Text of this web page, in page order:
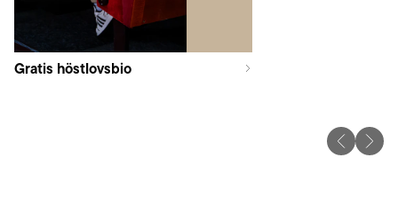
Gratis höstlovsbio